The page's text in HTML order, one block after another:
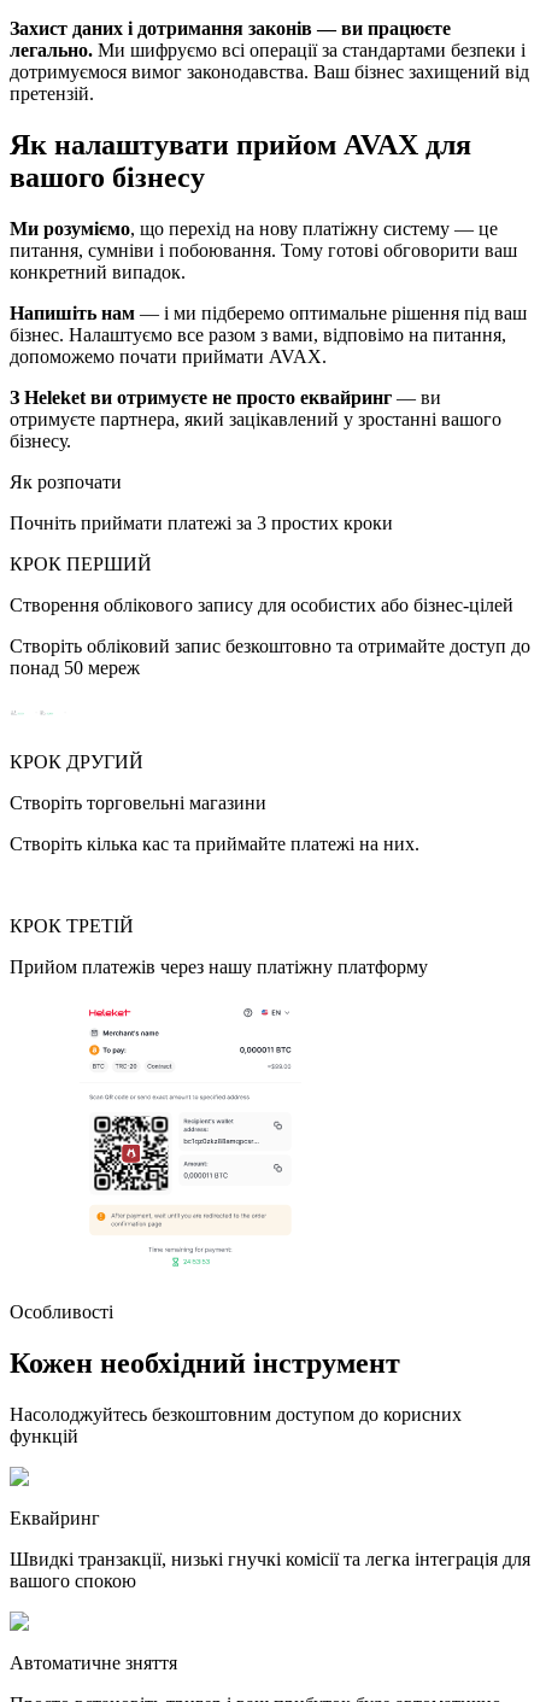
Захист даних і дотримання законів — ви працюєте
легально. Ми шифруємо всі операції за стандартами безпеки і
дотримуємося вимог законодавства. Ваш бізнес захищений від
претензій.
Як налаштувати прийом AVAX для
вашого бізнесу
Ми розуміємо, що перехід на нову платіжну систему — це
питання, сумніви і побоювання. Тому готові обговорити ваш
конкретний випадок.
Напишіть нам — і ми підберемо оптимальне рішення під ваш
бізнес. Налаштуємо все разом з вами, відповімо на питання,
допоможемо почати приймати AVAX.
З Heleket ви отримуєте не просто еквайринг — ви
отримуєте партнера, який зацікавлений у зростанні вашого
бізнесу.
Як розпочати
Почніть приймати платежі за 3 простих кроки
КРОК ПЕРШИЙ
Створення облікового запису для особистих або бізнес-цілей
Створіть обліковий запис безкоштовно та отримайте доступ до
понад 50 мереж
КРОК ДРУГИЙ
Створіть торговельні магазини
Створіть кілька кас та приймайте платежі на них.
КРОК ТРЕТІЙ
Прийом платежів через нашу платіжну платформу
Особливості
Кожен необхідний інструмент
Насолоджуйтесь безкоштовним доступом до корисних
функцій
Еквайринг
Швидкі транзакції, низькі гнучкі комісії та легка інтеграція для
вашого спокою
Автоматичне зняття